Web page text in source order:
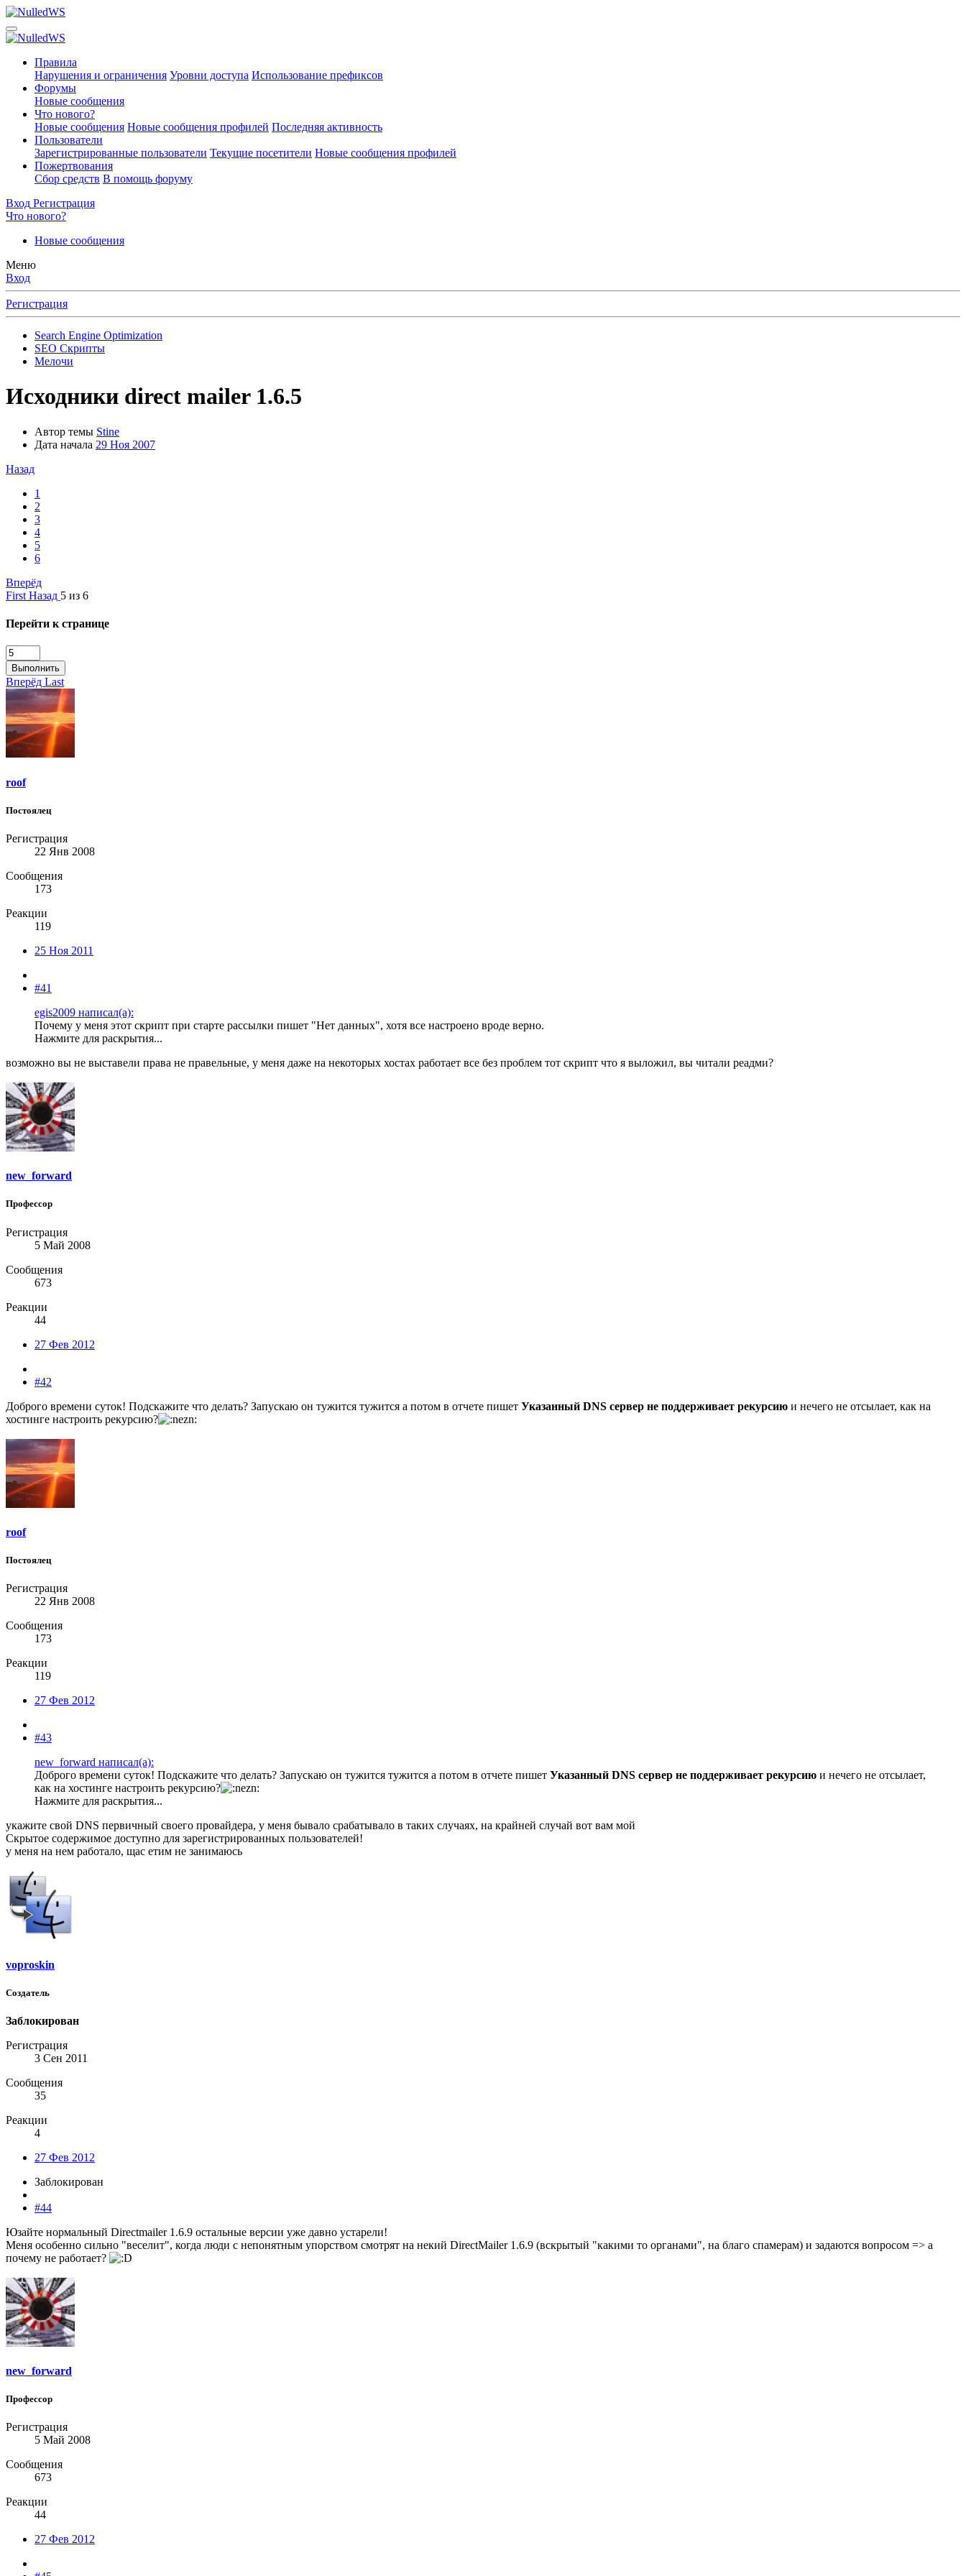
Правила
Нарушения и ограничения Уровни доступа Использование префиксов
Форумы
Новые сообщения
Что нового?
Новые сообщения Новые сообщения профилей Последняя активность
Пользователи
Зарегистрированные пользователи Текущие посетители Новые сообщения профилей
Пожертвования
Сбор средств В помощь форуму
Вход Регистрация
Что нового?
Новые сообщения
Меню
Вход
Регистрация
Search Engine Optimization
SEO Скрипты
Мелочи
Исходники direct mailer 1.6.5
Автор темы Stine
Дата начала 29 Ноя 2007
Назад
1
2
3
4
5
6
Вперёд
First Назад 5 из 6
Перейти к странице
Выполнить
Вперёд Last
roof
Постоялец
Регистрация
22 Янв 2008
Сообщения
173
Реакции
119
25 Ноя 2011
#41
egis2009 написал(а):
Почему у меня этот скрипт при старте рассылки пишет "Нет данных", хотя все настроено вроде верно.
Нажмите для раскрытия...
возможно вы не выставели права не правельные, у меня даже на некоторых хостах работает все без проблем тот скрипт что я выложил, вы читали реадми?
new_forward
Профессор
Регистрация
5 Май 2008
Сообщения
673
Реакции
44
27 Фев 2012
#42
Доброго времени суток! Подскажите что делать? Запускаю он тужится тужится а потом в отчете пишет Указанный DNS сервер не поддерживает рекурсию и нечего не отсылает, как на
хостинге настроить рекурсию?
roof
Постоялец
Регистрация
22 Янв 2008
Сообщения
173
Реакции
119
27 Фев 2012
#43
new_forward написал(а):
Доброго времени суток! Подскажите что делать? Запускаю он тужится тужится а потом в отчете пишет Указанный DNS сервер не поддерживает рекурсию и нечего не отсылает,
как на хостинге настроить рекурсию?
Нажмите для раскрытия...
укажите свой DNS первичный своего провайдера, у меня бывало срабатывало в таких случаях, на крайней случай вот вам мой
Скрытое содержимое доступно для зарегистрированных пользователей!
у меня на нем работало, щас етим не занимаюсь
voproskin
Создатель
Заблокирован
Регистрация
3 Сен 2011
Сообщения
35
Реакции
4
27 Фев 2012
Заблокирован
#44
Юзайте нормальный Directmailer 1.6.9 остальные версии уже давно устарели!
Меня особенно сильно "веселит", когда люди с непонятным упорством смотрят на некий DirectMailer 1.6.9 (вскрытый "какими то органами", на благо спамерам) и задаются вопросом => а
почему не работает?
new_forward
Профессор
Регистрация
5 Май 2008
Сообщения
673
Реакции
44
27 Фев 2012